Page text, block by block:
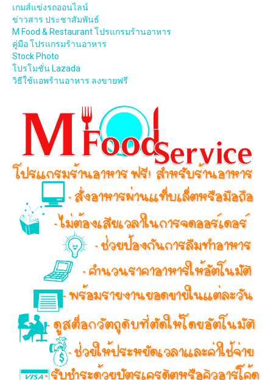
เกมส์แข่งรถออนไลน์
ข่าวสาร ประชาสัมพันธ์
M Food & Restaurant โปรแกรมร้านอาหาร
คู่มือ โปรแกรมร้านอาหาร
Stock Photo
โปรโมชั่น Lazada
วิธีใช้แอพร้านอาหาร ลงขายฟรี